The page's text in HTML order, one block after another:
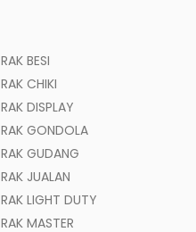
RAK BESI
RAK CHIKI
RAK DISPLAY
RAK GONDOLA
RAK GUDANG
RAK JUALAN
RAK LIGHT DUTY
RAK MASTER